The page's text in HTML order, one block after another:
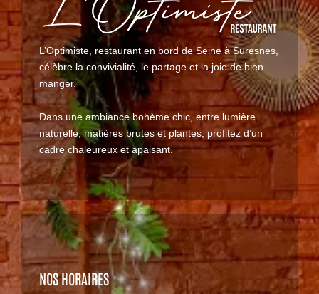
L’Optimiste, restaurant en bord de Seine à Suresnes,
célèbre la convivialité, le partage et la joie de bien
manger.
Dans une ambiance bohème chic, entre lumière
naturelle, matières brutes et plantes, profitez d’un
cadre chaleureux et apaisant.
NOS HORAIRES